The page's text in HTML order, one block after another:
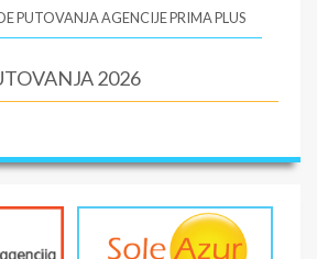
PUTOVANJA AGENCIJE PRIMA PLUS
2026